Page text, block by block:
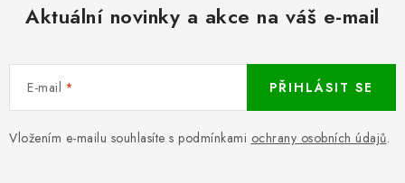
Aktuální novinky a akce na váš e-mail
E-mail
Vložením e-mailu souhlasíte s podmínkami ochrany osobních údajů.
PŘIHLÁSIT SE